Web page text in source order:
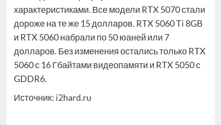
характеристиками. Все модели RTX 5070 стали
дороже на те же 15 долларов. RTX 5060 Ti 8GB
и RTX 5060 набрали по 50 юаней или 7
долларов. Без изменения остались только RTX
5060 с 16 Гбайтами видеопамяти и RTX 5050 с
GDDR6.
Источник: i2hard.ru